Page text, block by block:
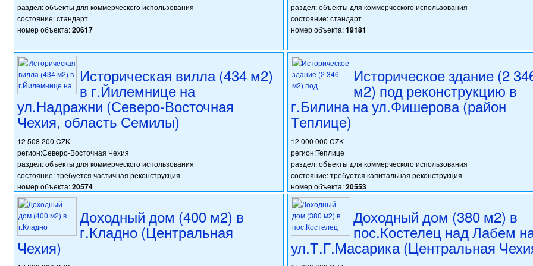
раздел: объекты для коммерческого использования
состояние: стандарт
номер объекта:20617
раздел: объекты для коммерческого использования
состояние: стандарт
номер объекта:19181
Историческая вилла (434 м2)
в г.Йилемнице на
ул.Надражни (Северо-Восточная
Чехия, область Семилы)
12 508 200 CZK
регион:Северо-Восточная Чехия
раздел: объекты для коммерческого использования
состояние: требуется частичная реконструкция
номер объекта:20574
Историческое здание (2
м2) под реконструкцию в
г.Билина на ул.Фишерова (район
Теплице)
12 000 000 CZK
регион:Теплице
раздел: объекты для коммерческого использования
состояние: требуется капитальная реконструкция
номер объекта:20553
Доходный дом (400 м2) в
г.Кладно (Центральная
Чехия)
Доходный дом (380 м2) в
пос.Костелец над Лабем
ул.Т.Г.Масарика (Центральная